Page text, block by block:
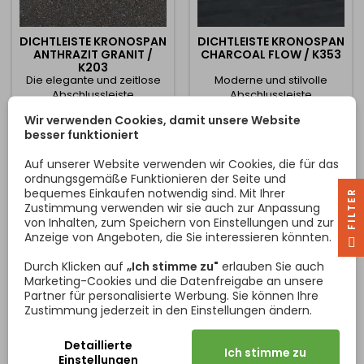
DICHTLEISTE KRONOSPAN
ANTHRAZIT GRANIT /
K203
Die elegante und zeitlose
Abschlussleiste
Anthrazit Granit (K203) ist
für den professionellen und
Arbeitsplatten bestimmt.
Die Leiste dichtet die
Verbindung zwischen
Arbeitsplatte und Wand
zuverlässig ab und
verhindert so wirksam das
Schmutz. Gleichzeitig
verleiht sie der Küche ein...
 In den Warenkorb
DICHTLEISTE KRONOSPAN
CHARCOAL FLOW / K353
Moderne und stilvolle
Abschlussleiste
Charcoal Flow (K353) ist für
Arbeitsplatten bestimmt.
Die Leiste dichtet die
Verbindung zwischen
Arbeitsplatte und Wand
zuverlässig ab und
verhindert so wirksam das
Eindringen von Wasser und
Schmutz. Gleichzeitig
verleiht sie der Küche ein...
 In den Warenkorb
Wir verwenden Cookies, damit unsere Website
besser funktioniert
Auf unserer Website verwenden wir Cookies, die für das
ordnungsgemäße Funktionieren der Seite und
bequemes Einkaufen notwendig sind. Mit Ihrer
Zustimmung verwenden wir sie auch zur Anpassung
von Inhalten, zum Speichern von Einstellungen und zur
Anzeige von Angeboten, die Sie interessieren könnten.
Durch Klicken auf „Ich stimme zu" erlauben Sie auch
Marketing-Cookies und die Datenfreigabe an unsere
Partner für personalisierte Werbung. Sie können Ihre
Zustimmung jederzeit in den Einstellungen ändern.
Detaillierte
Einstellungen
Ich stimme zu
R